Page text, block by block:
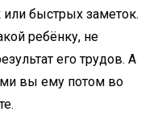
быстрых заметок.
ребёнку, не
его трудов. А
вы ему потом во